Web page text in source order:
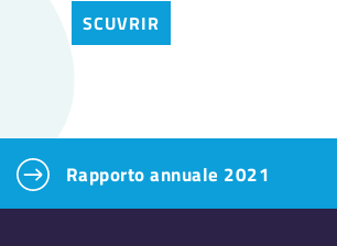
SCUVRIR
Rapporto annuale 2021